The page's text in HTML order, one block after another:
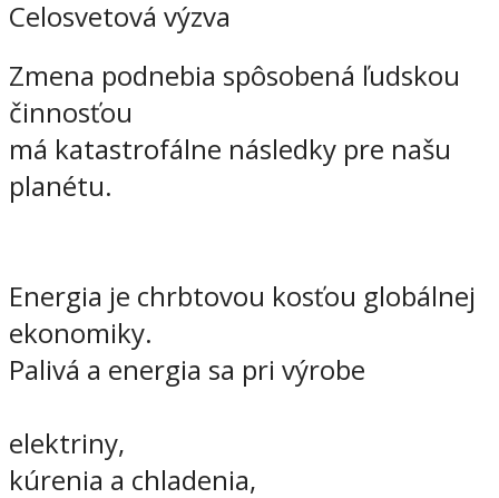
Celosvetová výzva
Zmena podnebia spôsobená ľudskou
činnosťou
má katastrofálne následky pre našu
planétu.
Energia je chrbtovou kosťou globálnej
ekonomiky.
Palivá a energia sa pri výrobe
elektriny,
kúrenia a chladenia,